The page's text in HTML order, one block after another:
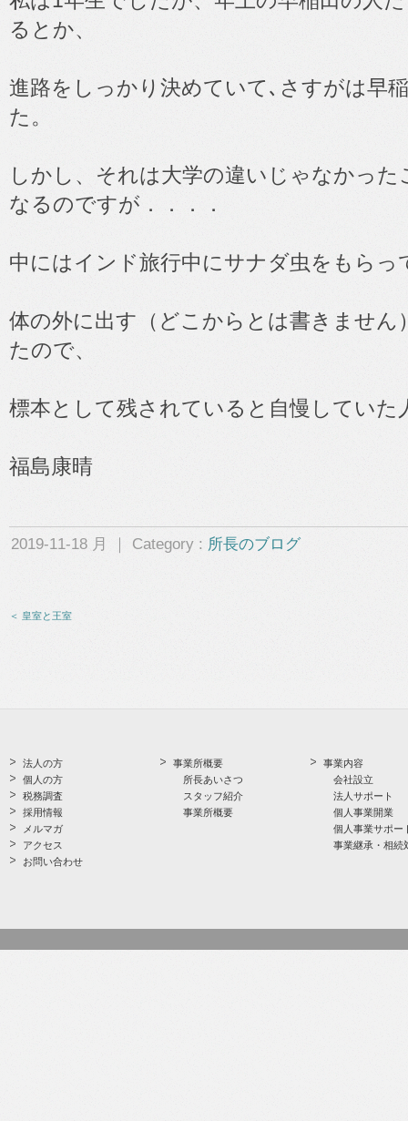
るとか、
進路をしっかり決めていて､さすがは早
た。
しかし、それは大学の違いじゃなかっ
なるのですが．．．．
中にはインド旅行中にサナダ虫をもらっ
体の外に出す（どこからとは書きません
たので、
標本として残されていると自慢していた
福島康晴
2019-11-18 月 ｜ Category : 所長のブログ
＜ 皇室と王室
法人の方
個人の方
税務調査
採用情報
メルマガ
アクセス
お問い合わせ
事業所概要
所長あいさつ
スタッフ紹介
事業所概要
事業内容
会社設立
法人サポート
個人事業開業
個人事業サポー
事業継承・相続